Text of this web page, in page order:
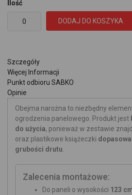
Ilość
DODAJ DO KOSZYKA
Szczegóły
Więcej Informacji
Punkt odbioru SABKO
Opinie
Obejma narożna to niezbędny
ogrodzenia panelowego. Produkt jest
do użycia, ponieważ w zestawie
oraz plastikowe książeczki
grubości drutu
Zalecenia montażowe:
Do paneli o wysokości 123